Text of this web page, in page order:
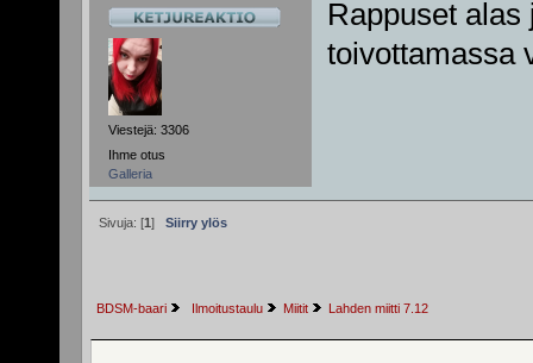
Viestejä: 3306
Ihme otus
Galleria
Rappuset alas
toivottamassa
Sivuja: [1 ] Siirry ylös
BDSM-baari Ilmoitustaulu Miitit Lahden miitti 7.12